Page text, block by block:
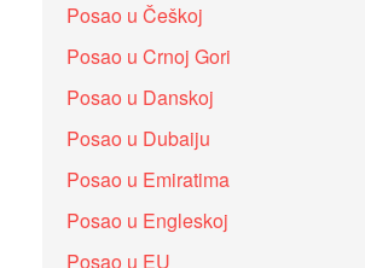
Posao u Češkoj
Posao u Crnoj Gori
Posao u Danskoj
Posao u Dubaiju
Posao u Emiratima
Posao u Engleskoj
Posao u EU